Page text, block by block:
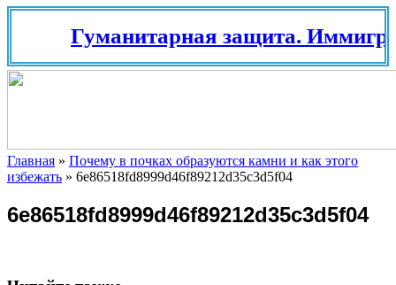
Гуманитарная защита.
Главная » Почему в почках образуются камни и как этого
избежать » 6e86518fd8999d46f89212d35c3d5f04
6e86518fd8999d46f89212d35c3d5f04